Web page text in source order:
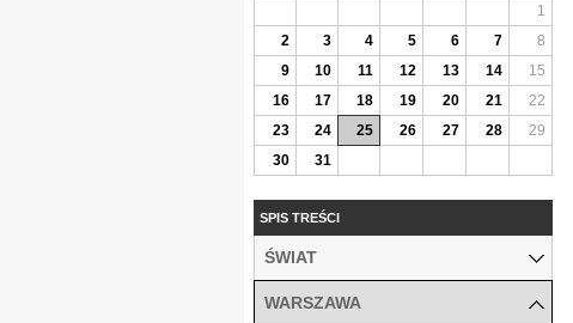
1
2
3 4 5 6 7
8
9
10 11 12 13 14
15
16
17 18 19 20 21
22
23
24 25 26 27 28
29
30
31
SPIS TREŚCI
ŚWIAT
WARSZAWA